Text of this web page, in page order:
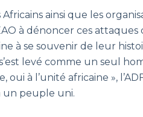
Africains ainsi que les
à dénoncer ces
à se souvenir de leur
levé comme un seul
oui à l’unité africaine »,
un peuple uni.